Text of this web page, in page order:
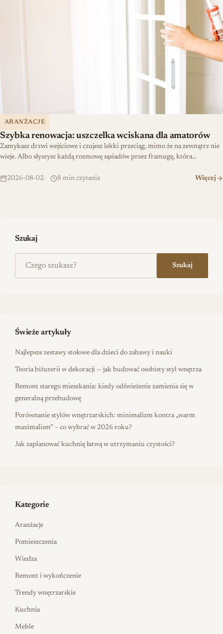
ARANŻACJE
Szybka renowacja: uszczelka wciskana dla amatorów
Zamykasz drzwi wejściowe i czujesz lekki przeciąg, mimo że na zewnątrz nie
wieje. Albo słyszysz każdą rozmowę sąsiadów przez framugę, która…
2026-08-02 8 min czytania Więcej
Szukaj
Szukaj
Świeże artykuły
Najlepsze zestawy stołowe dla dzieci do zabawy i nauki
Teoria biżuterii w dekoracji — jak budować osobisty styl wnętrza
Remont starego mieszkania: kiedy odświeżenie zamienia się w
generalną przebudowę
Porównanie stylów wnętrzarskich: minimalizm kontra „warm
maximalism” – co wybrać w 2026 roku?
Jak zaplanować kuchnię łatwą w utrzymaniu czystości?
Kategorie
Aranżacje
Pomieszczenia
Wiedza
Remont i wykończenie
Trendy wnętrzarskie
Kuchnia
Meble